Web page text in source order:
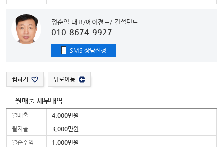
정순일 대표/에이젼트/ 컨설턴트
010-8674-9927
SMS 상담신청
찜하기 뒤로이동
월매출 세부내역
월매출
4,000만원
월지출
3,000만원
월순수익
1,000만원